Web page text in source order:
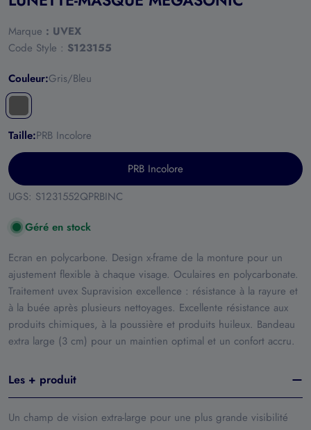
Marque : UVEX
Code Style : S123155
Couleur:Gris/Bleu
Taille:PRB Incolore
PRB Incolore
UGS: S1231552QPRBINC
Géré en stock
Ecran en polycarbone. Design x-frame de la monture pour un
ajustement flexible à chaque visage. Oculaires en polycarbonate.
Traitement uvex Supravision excellence : résistance à la rayure et
à la buée après plusieurs nettoyages. Excellente résistance aux
produits chimiques, à la poussière et produits huileux. Bandeau
extra large (3 cm) pour un maintien optimal et un confort accru.
Les + produit
Un champ de vision extra-large pour une plus grande visibilité